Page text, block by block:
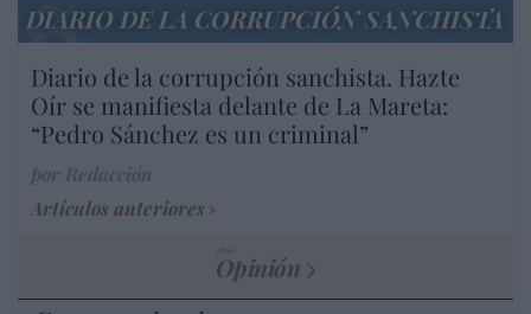
DIARIO DE LA CORRUPCIÓN SANCHISTA
Diario de la corrupción sanchista. Hazte
Oír se manifiesta delante de La Mareta:
“Pedro Sánchez es un criminal”
Artículos anteriores
Opinión